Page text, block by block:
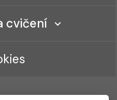
cvičení